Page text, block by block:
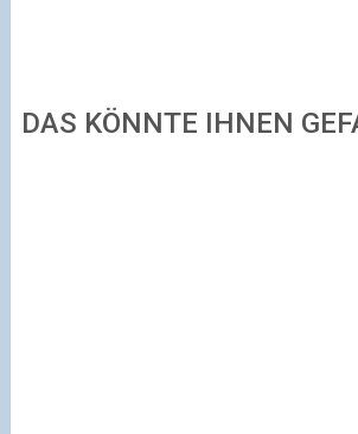
DAS KÖNNTE IHNEN